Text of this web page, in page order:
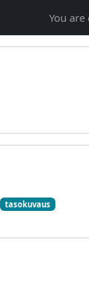
You
tasokuvaus